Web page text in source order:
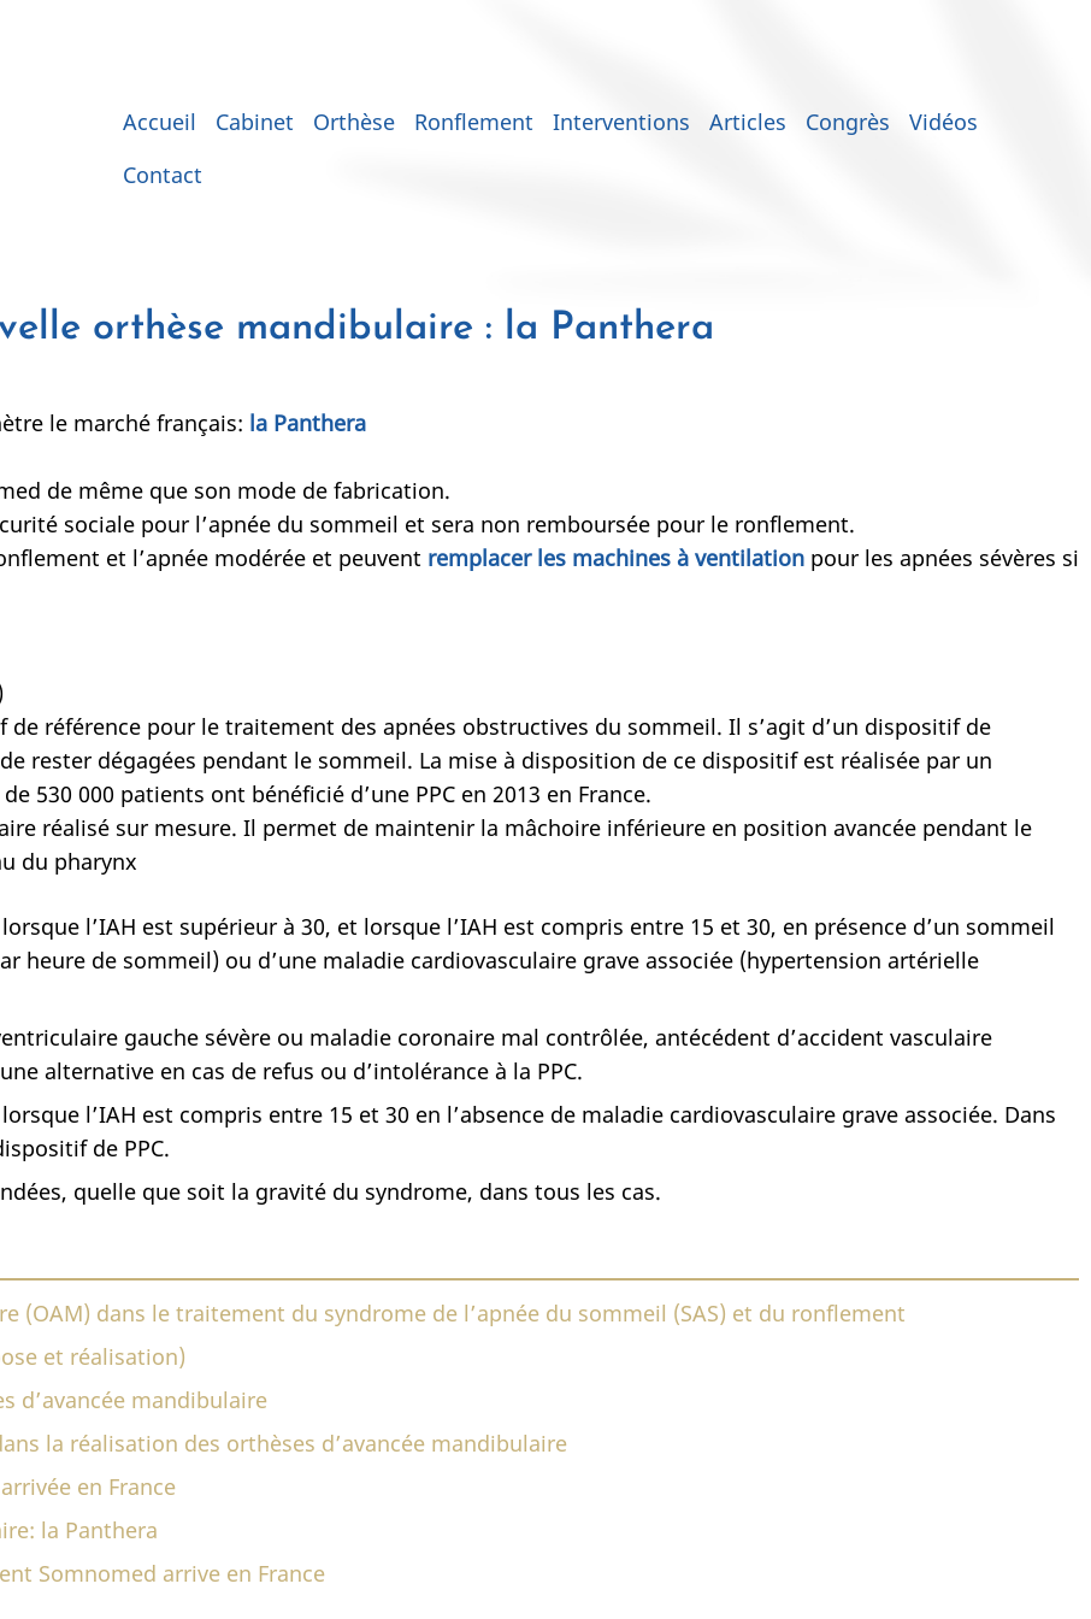
Main
navigation
Accueil Cabinet Orthèse Ronflement Interventions Articles Congrès
Vidéos
Contact
orthèse mandibulaire : la Panthera
le marché français: la Panthera
de même que son mode de fabrication.
sociale pour l’apnée du sommeil et sera non remboursée pour le ronflement.
et l’apnée modérée et peuvent remplacer les machines à ventilation pour les apnées sévères si
référence pour le traitement des apnées obstructives du sommeil. Il s’agit d’un dispositif de
rester dégagées pendant le sommeil. La mise à disposition de ce dispositif est réalisée par un
530 000 patients ont bénéficié d’une PPC en 2013 en France.
réalisé sur mesure. Il permet de maintenir la mâchoire inférieure en position avancée pendant le
du pharynx
l’IAH est supérieur à 30, et lorsque l’IAH est compris entre 15 et 30, en présence d’un sommeil
heure de sommeil) ou d’une maladie cardiovasculaire grave associée (hypertension artérielle
gauche sévère ou maladie coronaire mal contrôlée, antécédent d’accident vasculaire
alternative en cas de refus ou d’intolérance à la PPC.
l’IAH est compris entre 15 et 30 en l’absence de maladie cardiovasculaire grave associée. Dans
de PPC.
quelle que soit la gravité du syndrome, dans tous les cas.
(OAM) dans le traitement du syndrome de l’apnée du sommeil (SAS) et du ronflement
et réalisation)
d’avancée mandibulaire
la réalisation des orthèses d’avancée mandibulaire
en France
la Panthera
Somnomed arrive en France